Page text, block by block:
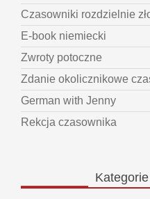
Czasowniki rozdzielnie
E-book niemiecki
Zwroty potoczne
Zdanie okolicznikowe
German with Jenny
Rekcja czasownika
Kategorie